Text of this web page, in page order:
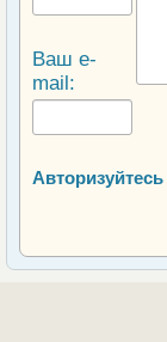
Ваш e-
mail:
Авторизуйтесь